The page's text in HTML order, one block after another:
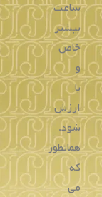
در صورتی که به
بتواند نیاز
برند بالمن
پیشنهاد می شود.